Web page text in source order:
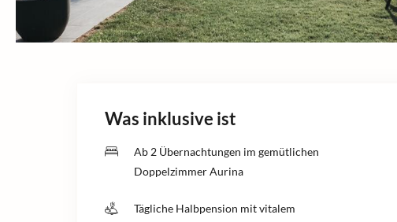
Was inklusive ist
Ab 2 Übernachtungen im gemütlichen
Doppelzimmer Aurina
Tägliche Halbpension mit vitalem